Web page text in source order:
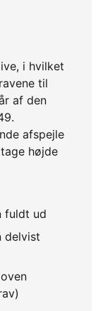
i hvilket
til
af den
afspejle
højde
fuldt ud
delvist